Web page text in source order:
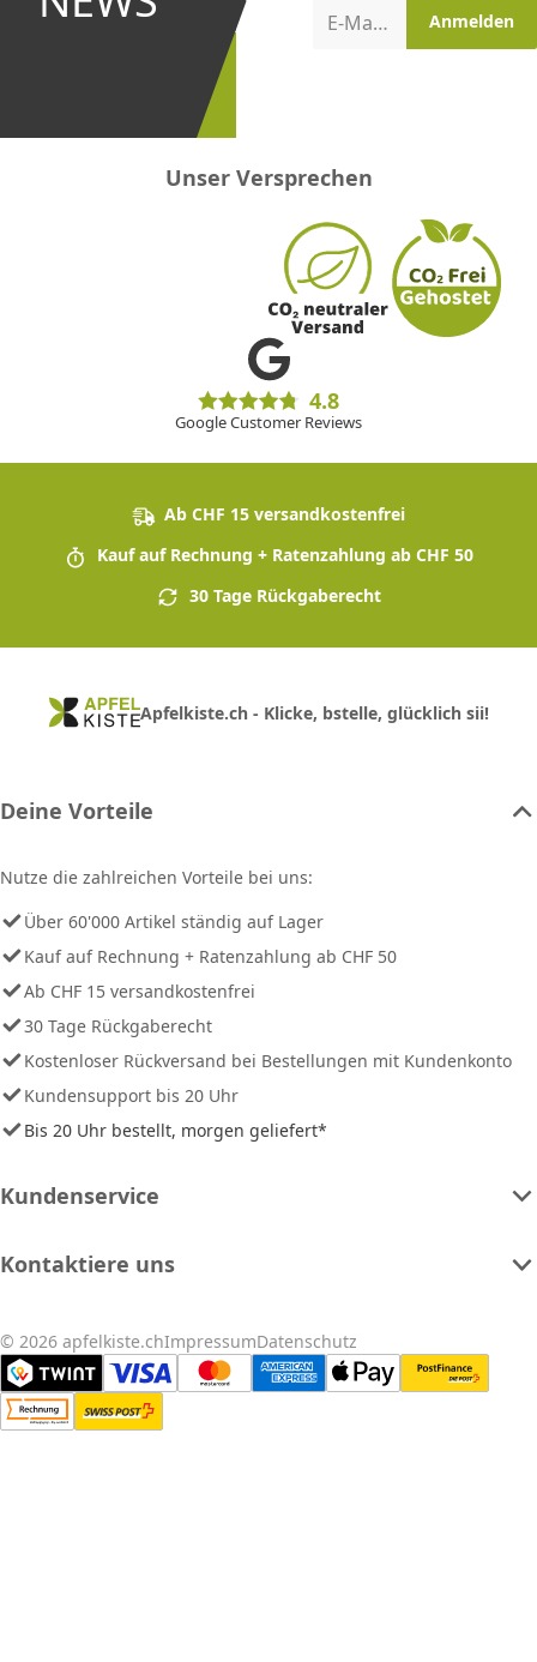
Aktionen
E-Mail-Adresse Anmelden
Unser Versprechen
4.8
Google Customer Reviews
Ab CHF 15 versandkostenfrei
Kauf auf Rechnung + Ratenzahlung ab CHF 50
30 Tage Rückgaberecht
Apfelkiste.ch - Klicke, bstelle, glücklich sii!
Deine Vorteile
Nutze die zahlreichen Vorteile bei uns:
Über 60'000 Artikel ständig auf Lager
Kauf auf Rechnung + Ratenzahlung ab CHF 50
Ab CHF 15 versandkostenfrei
30 Tage Rückgaberecht
Kostenloser Rückversand bei Bestellungen mit Kundenkonto
Kundensupport bis 20 Uhr
Bis 20 Uhr bestellt, morgen geliefert*
Kundenservice
Kontaktiere uns
© 2026 apfelkiste.chImpressumDatenschutz